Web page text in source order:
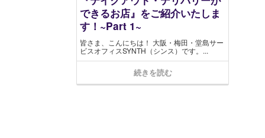
できるお店』をご紹介いたしま
す！~Part 1~
皆さま、こんにちは！ 大阪・梅田・堂島サー
ビスオフィスSYNTH（シンス）です​。...
続きを読む